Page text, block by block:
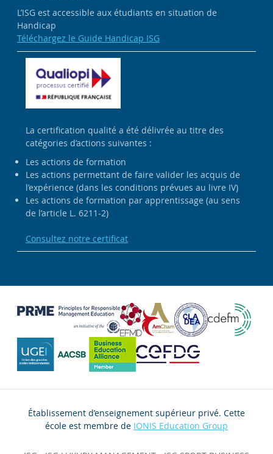
L’ISG est accessible aux étudiants en situation de
Handicap
Téléchargez le Guide Handicap ISG
La certification qualité a été délivrée au titre des
catégories d’actions suivantes :
Les actions de formation
Les actions permettant de faire valider les acquis de
l’expérience (dans les conditions prévues au livre IV)
Les actions de formation par apprentissage (au sens
de l’article L. 6211-2)
Consultez notre certificat
Établissement d’enseignement supérieur privé. Cette
école est membre de IONIS Education Group